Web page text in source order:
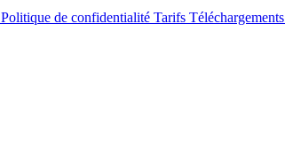
Politique de confidentialité Tarifs Téléchargements